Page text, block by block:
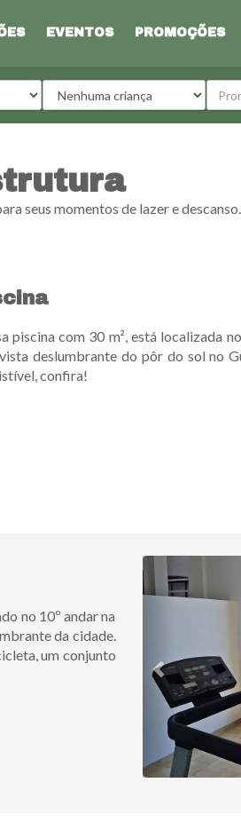
EVENTOS PROMOÇÕES
seus momentos de lazer e descanso.
piscinacom 30 m²,está localizada
deslumbrante do pôr do sol no
confira!
no 10º andar na
da cidade.
um conjunto
Previous